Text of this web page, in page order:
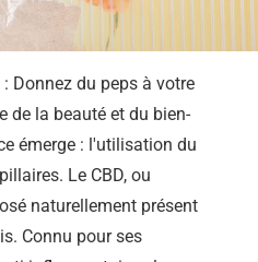
Donnez du peps à votre
de la beauté et du bien-
émerge : l'utilisation du
Le CBD, ou
naturellement présent
Connu pour ses